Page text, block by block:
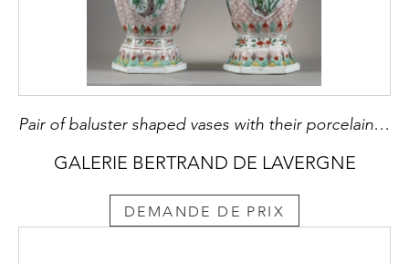
Pair of baluster shaped vases with their porcelain covers "Wucai"
GALERIE BERTRAND DE LAVERGNE
DEMANDE DE PRIX